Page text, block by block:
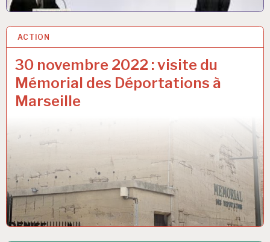
ACTION
30 novembre 2022 : visite du
Mémorial des Déportations à
Marseille
30 NOV 2022